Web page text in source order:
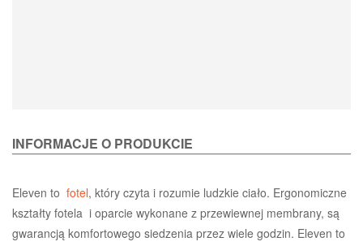
INFORMACJE O PRODUKCIE
Eleven to fotel, który czyta i rozumie ludzkie ciało. Ergonomiczne
kształty fotela i oparcie wykonane z przewiewnej membrany, są
gwarancją komfortowego siedzenia przez wiele godzin. Eleven to